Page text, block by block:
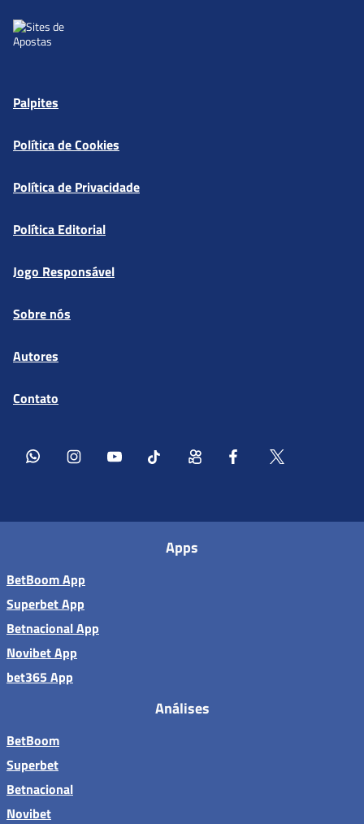
Palpites
Política de Cookies
Política de Privacidade
Política Editorial
Jogo Responsável
Sobre nós
Autores
Contato
Apps
BetBoom App
Superbet App
Betnacional App
Novibet App
bet365 App
Análises
BetBoom
Superbet
Betnacional
Novibet